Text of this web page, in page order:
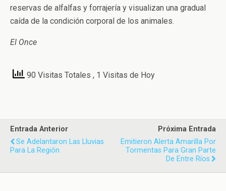
reservas de alfalfas y forrajería y visualizan una gradual
caída de la condición corporal de los animales.
El Once
90 Visitas Totales , 1 Visitas de Hoy
Entrada Anterior
Se Adelantaron Las Lluvias
Para La Región
Próxima Entrada
Emitieron Alerta Amarilla Por
Tormentas Para Gran Parte
De Entre Ríos